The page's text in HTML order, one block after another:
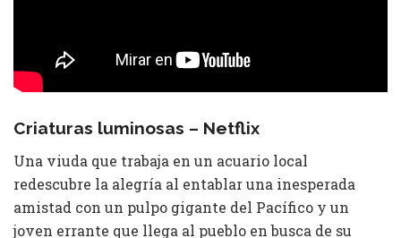
Criaturas luminosas – Netflix
Una viuda que trabaja en un acuario local
redescubre la alegría al entablar una inesperada
amistad con un pulpo gigante del Pacífico y un
joven errante que llega al pueblo en busca de su